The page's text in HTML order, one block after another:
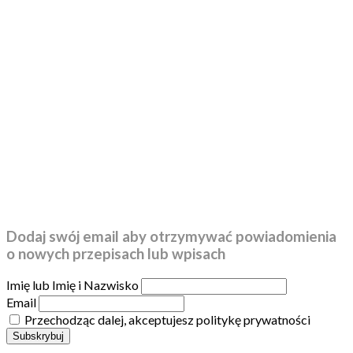
Dodaj swój email aby otrzymywać powiadomienia
o nowych przepisach lub wpisach
Imię lub Imię i Nazwisko
Email
Przechodząc dalej, akceptujesz politykę prywatności